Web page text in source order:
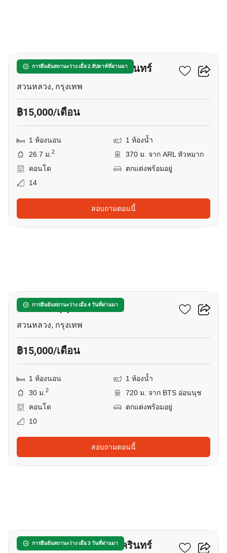
การยืนยันสถานะว่าง เมื่อ 2 สัปดาห์ที่ผ่านมา
เดอะริช พระราม 9-ศรีนครินทร์
สวนหลวง, กรุงเทพ
฿15,000/เดือน
1 ห้องนอน
1 ห้องน้ำ
26.7 ม.2
370 ม. จาก ARL หัวหมาก
คอนโด
ตกแต่งพร้อมอยู่
14
สอบถามตอนนี้
การยืนยันสถานะว่าง เมื่อ 4 วันที่ผ่านมา
อาร์ทิมิส สุขุมวิท 77
สวนหลวง, กรุงเทพ
฿15,000/เดือน
1 ห้องนอน
1 ห้องน้ำ
30 ม.2
720 ม. จาก BTS อ่อนนุช
คอนโด
ตกแต่งพร้อมอยู่
10
สอบถามตอนนี้
การยืนยันสถานะว่าง เมื่อ 3 วันที่ผ่านมา
เดอะริช พระราม 9-ศรีนครินทร์